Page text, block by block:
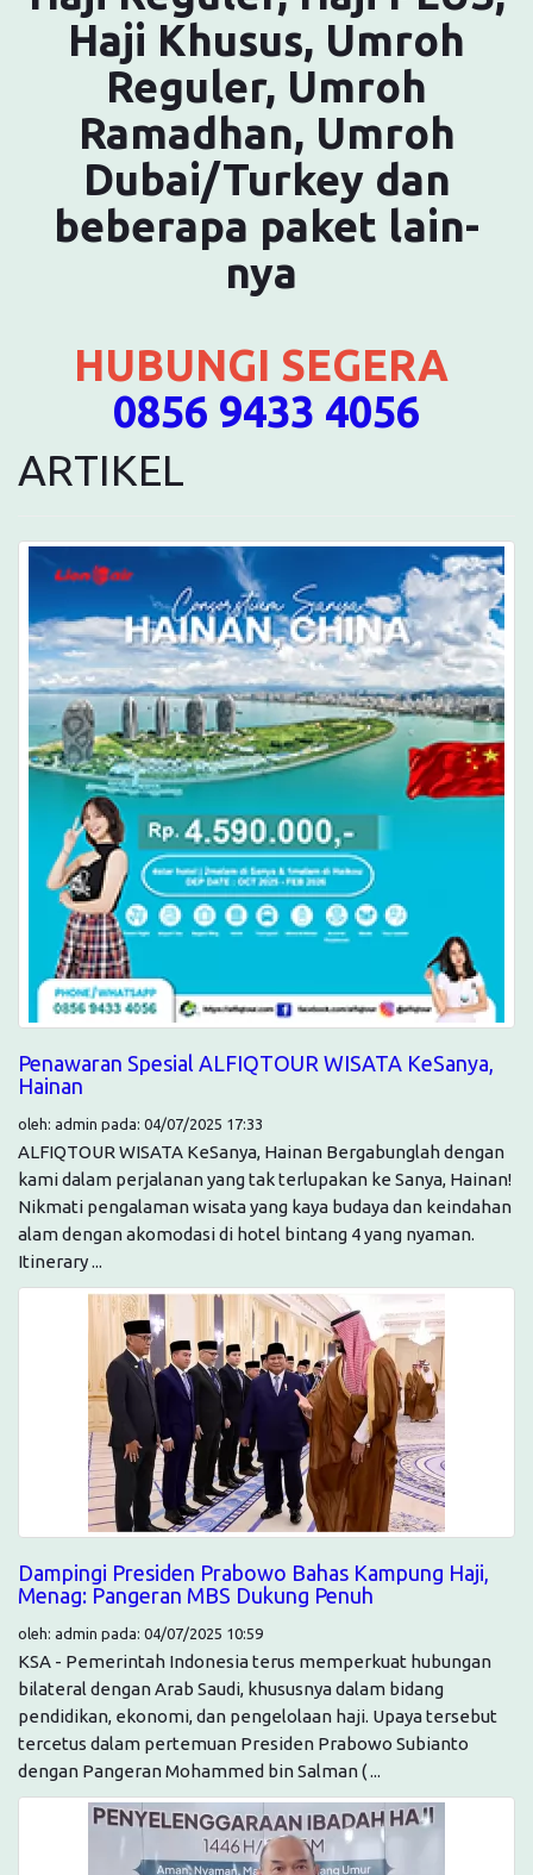
Haji Khusus, Umroh
Reguler, Umroh
Ramadhan, Umroh
Dubai/Turkey dan
beberapa paket lain-
nya
HUBUNGI SEGERA
0856 9433 4056
ARTIKEL
Penawaran Spesial ALFIQTOUR WISATA KeSanya,
Hainan
oleh: admin pada: 04/07/2025 17:33
ALFIQTOUR WISATA KeSanya, Hainan Bergabunglah dengan
kami dalam perjalanan yang tak terlupakan ke Sanya, Hainan!
Nikmati pengalaman wisata yang kaya budaya dan keindahan
alam dengan akomodasi di hotel bintang 4 yang nyaman.
Itinerary ...
Dampingi Presiden Prabowo Bahas Kampung Haji,
Menag: Pangeran MBS Dukung Penuh
oleh: admin pada: 04/07/2025 10:59
KSA - Pemerintah Indonesia terus memperkuat hubungan
bilateral dengan Arab Saudi, khususnya dalam bidang
pendidikan, ekonomi, dan pengelolaan haji. Upaya tersebut
tercetus dalam pertemuan Presiden Prabowo Subianto
dengan Pangeran Mohammed bin Salman ( ...